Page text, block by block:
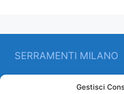
Gestisci
SERRAMENTI MILANO
Fornitura di serramenti di